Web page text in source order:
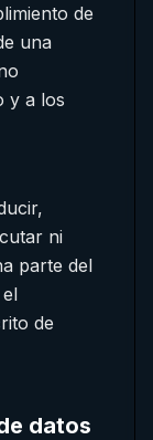
de
una
y a los
ni
parte del
de
datos